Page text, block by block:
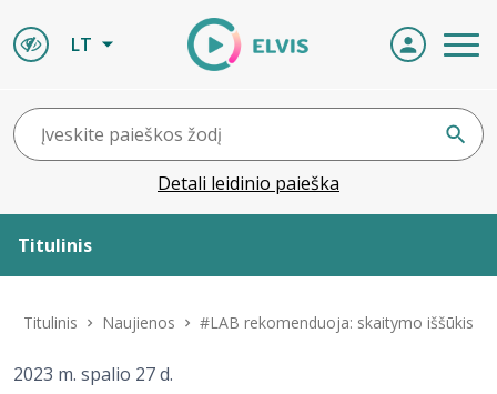
LT
Detali leidinio paieška
Titulinis
Leidiniai
Titulinis Naujienos #LAB rekomenduoja: skaitymo iššūkis
2023 m. spalio 27 d.